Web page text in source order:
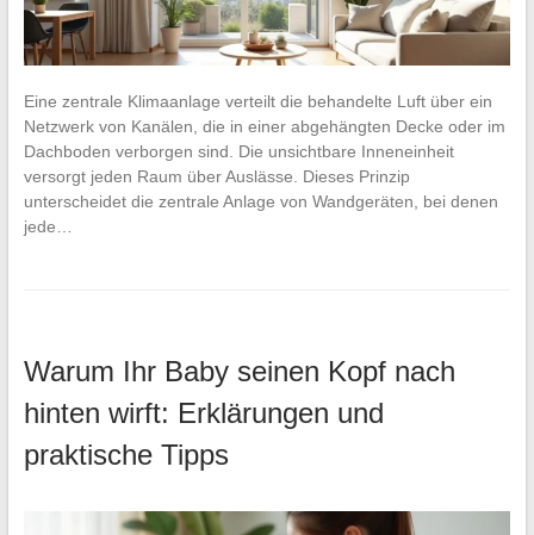
Eine zentrale Klimaanlage verteilt die behandelte Luft über ein
Netzwerk von Kanälen, die in einer abgehängten Decke oder im
Dachboden verborgen sind. Die unsichtbare Inneneinheit
versorgt jeden Raum über Auslässe. Dieses Prinzip
unterscheidet die zentrale Anlage von Wandgeräten, bei denen
jede…
Warum Ihr Baby seinen Kopf nach
hinten wirft: Erklärungen und
praktische Tipps